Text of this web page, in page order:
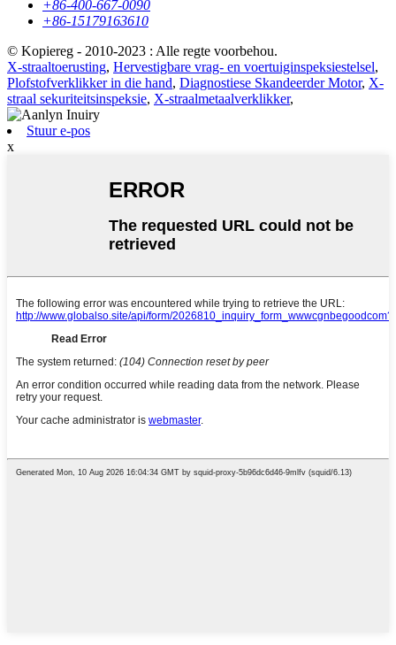
+86-400-667-0090
+86-15179163610
© Kopiereg - 2010-2023 : Alle regte voorbehou.
X-straaltoerusting, Hervestigbare vrag- en voertuiginspeksiestelsel,
Plofstofverklikker in die hand, Diagnostiese Skandeerder Motor, X-
straal sekuriteitsinspeksie, X-straalmetaalverklikker,
Stuur e-pos
x